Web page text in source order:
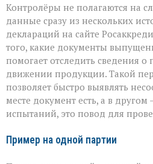
Контролёры не полагаются на
данные сразу из нескольких
деклараций на сайте
того, какие документы
помогает отследить сведения о
движении продукции. Такой
позволяет быстро выявлять
месте документ есть, а в
испытаний, это повод для
Пример на одной партии